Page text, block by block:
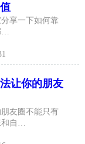
享一下如何靠
让你的朋友
友圈不能只有
自…